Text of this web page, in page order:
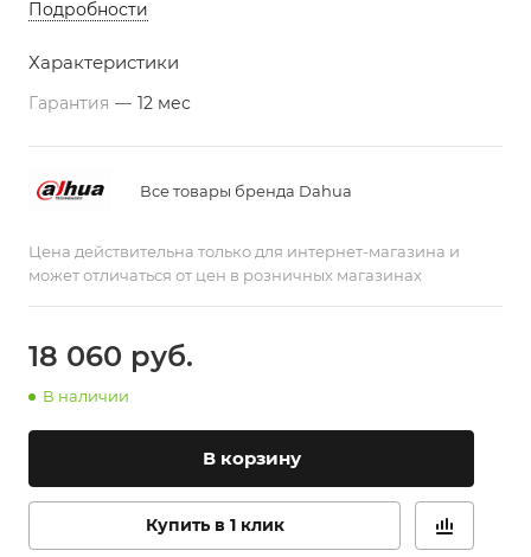
Подробности
Характеристики
Гарантия — 12 мес
Все товары бренда Dahua
Цена действительна только для интернет-магазина и
может отличаться от цен в розничных магазинах
18 060 руб.
В наличии
В корзину
Купить в 1 клик